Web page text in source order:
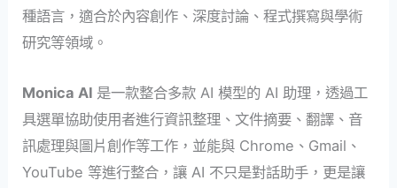
種語言，適合於內容創作、深度討論、程式撰寫與學術
研究等領域。
Monica AI 是一款整合多款 AI 模型的 AI 助理，透過工
具選單協助使用者進行資訊整理、文件摘要、翻譯、音
訊處理與圖片創作等工作，並能與 Chrome、Gmail、
YouTube 等進行整合，讓 AI 不只是對話助手，更是讓